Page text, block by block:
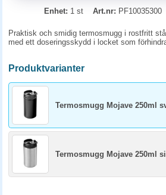
Enhet: 1 st Art.nr: PF10035300
Praktisk och smidig termosmugg i rostfritt
med ett doseringsskydd i locket som
Produktvarianter
Termosmugg Mojave 250ml
Termosmugg Mojave 250ml